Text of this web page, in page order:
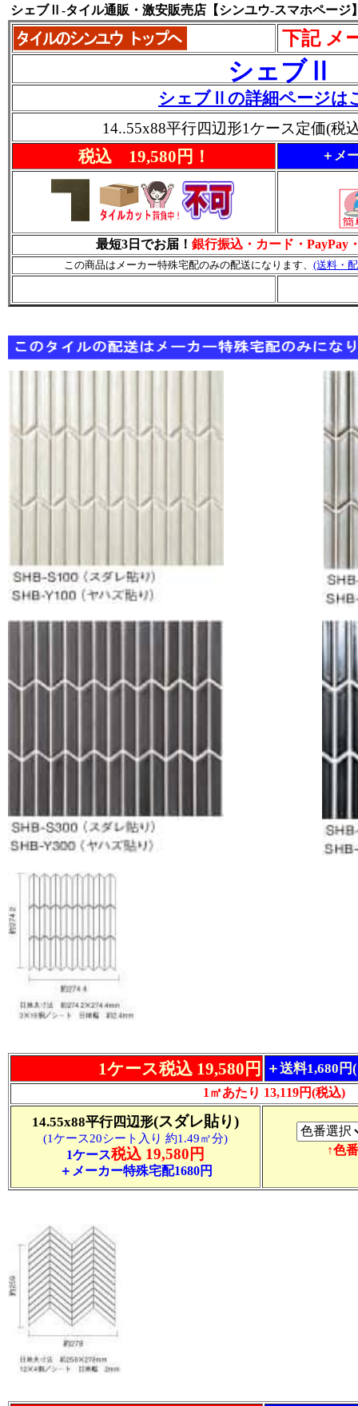
シェブⅡ-タイル通販・激安販売店【シンユウ-スマホページ
下記 メ
シェブⅡ
シェブⅡの詳細ページは
14..55x88平行四辺形1ケース定価(税
税込 19,580円！ ＋メ
最短3日でお届！ 銀行振込・カード・PayPay
この商品はメーカー特殊宅配のみの配送になります、 (送料・
1ケース税込 19,580円 ＋送料1,680
1㎡あたり 13,119円(税込)
14.55x88平行四辺形(スダレ貼り)
(1ケース20シート入り 約1.49㎡分)
1ケース税込 19,580円
＋メーカー特殊宅配1680円
↑色